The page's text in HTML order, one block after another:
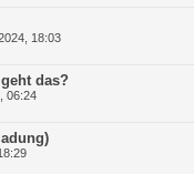
18:03
das?
06:24